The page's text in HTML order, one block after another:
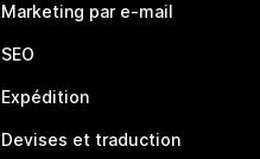
Marketing par e-mail
SEO
Expédition
Devises et traduction